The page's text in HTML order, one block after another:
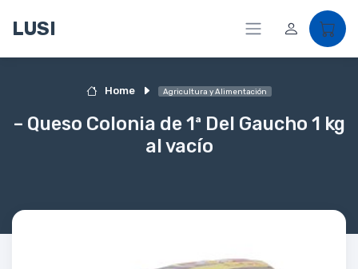
LUSI
Home Agricultura y Alimentación
– Queso Colonia de 1ª Del Gaucho 1 kg
al vacío